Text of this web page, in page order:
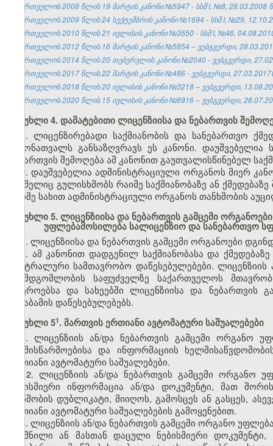
საქართველოს 2008 წლის 19 მარტის კანონი №5947 - სსმ I, №8, 28.03.2008
საქართველოს 2009 წლის 24 სექტემბრის კანონი №1694 - სსმ I, №29,
საქართველოს 2010 წლის 21 ივლისის კანონი №3550 - სსმ I, №46,
საქართველოს 2012 წლის 16 მარტის კანონი №5854 – ვებგვერდი,
საქართველოს 2014 წლის 20 თებერვლის კანონი №2040 - ვებგვერდი,
საქართველოს 2017 წლის 22 მარტის კანონი №486 - ვებგვერდი,
საქართველოს 2018 წლის 20 ივლისის კანონი №3218 – ვებგვერდი,
საქართველოს 2020 წლის 15 ივლისის კანონი №6916 – ვებგვერდი,
მუხლი 4. დამატებითი ლიცენზიისა და ნებართვის
1. ლიცენზირებადი საქმიანობის და სანებართვო
ჩამონათვალს განსაზღვრავს ეს კანონი.
ნებართვის შემოღება ამ კანონით გაუთვალისწინებელ
2. დაუშვებელია ადმინისტრაციული ორგანოს მიერ
რომელიც გულისხმობს რაიმე საქმიანობაზე ან
რაიმე სახით ადმინისტრაციული ორგანოს თანხმობის
მუხლი 5. ლიცენზიისა და ნებართვის გამცემი
უფლებამოსილება სალიცენზიო და სანებართვო
1. ლიცენზიისა და ნებართვის გამცემი ორგანოები
2. ამ კანონით დადგენილ საქმიანობასა და
ცენტრალური სამთავრობო დაწესებულებები.
შუამდგომლობის საფუძველზე საქართველოს
სფეროებსა და სახეებში ლიცენზიისა და ნებართვის
შესაბამის დაწესებულებებს.
მუხლი 5​1. მართვის ერთიანი ავტომატური საშუალებები
1. ლიცენზიის ან/და ნებართვის გამცემი ორგანო
საქმისწარმოებისა და ინფორმაციის
ერთიანი ავტომატური საშუალებები.
2. ლიცენზიის ან/და ნებართვის გამცემი ორგანო
ნებისმიერი ინფორმაცია ან/და დოკუმენტი, მათ
მოწმობის დუბლიკატი, მიიღოს, გამოსცეს ან გასცეს,
ერთიანი ავტომატური საშუალებების გამოყენებით.
3. ლიცენზიის ან/და ნებართვის გამცემი ორგანო
შექმნილი ან მასთან დაცული ნებისმიერი